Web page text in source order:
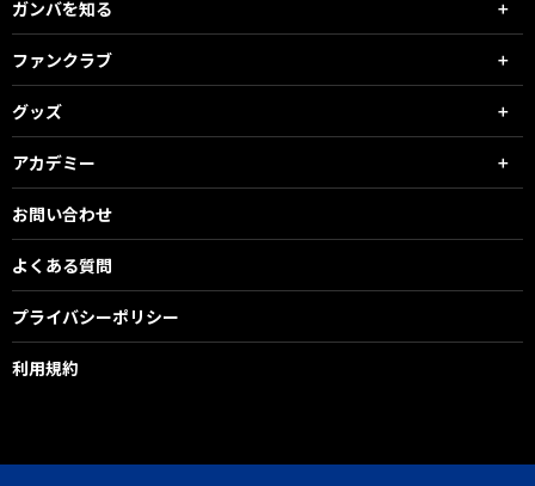
ガンバを知る
ファンクラブ
グッズ
アカデミー
お問い合わせ
よくある質問
プライバシーポリシー
利用規約